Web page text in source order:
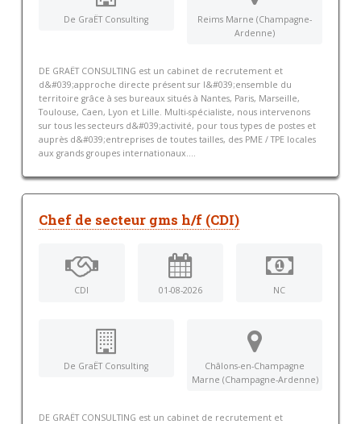
De GraËT Consulting
Reims Marne (Champagne-
Ardenne)
DE GRAËT CONSULTING est un cabinet de recrutement et
d&#039;approche directe présent sur l&#039;ensemble du
territoire grâce à ses bureaux situés à Nantes, Paris, Marseille,
Toulouse, Caen, Lyon et Lille. Multi-spécialiste, nous intervenons
sur tous les secteurs d&#039;activité, pour tous types de postes et
auprès d&#039;entreprises de toutes tailles, des PME / TPE locales
aux grands groupes internationaux....
Chef de secteur gms h/f (CDI)
CDI 01-08-2026 NC
De GraËT Consulting
Châlons-en-Champagne
Marne (Champagne-Ardenne)
DE GRAËT CONSULTING est un cabinet de recrutement et